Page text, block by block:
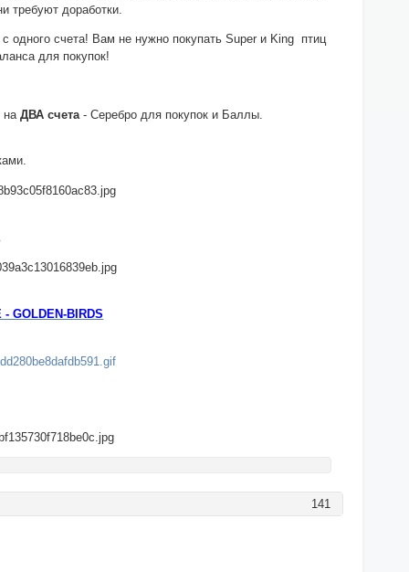
требуют доработки.
счета! Вам не нужно покупать Super и King птиц
для покупок!
на ДВА счета- Серебро для покупок и Баллы.
BIRDS
141